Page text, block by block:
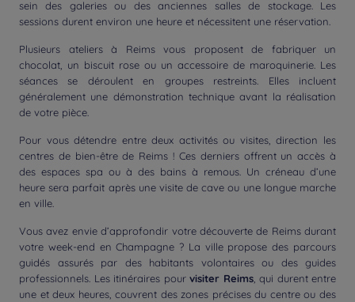
sein des galeries ou des anciennes salles de stockage. Les
sessions durent environ une heure et nécessitent une réservation.
Plusieurs ateliers à Reims vous proposent de fabriquer un
chocolat, un biscuit rose ou un accessoire de maroquinerie. Les
séances se déroulent en groupes restreints. Elles incluent
généralement une démonstration technique avant la réalisation
de votre pièce.
Pour vous détendre entre deux activités ou visites, direction les
centres de bien-être de Reims ! Ces derniers offrent un accès à
des espaces spa ou à des bains à remous. Un créneau d’une
heure sera parfait après une visite de cave ou une longue marche
en ville.
Vous avez envie d’approfondir votre découverte de Reims durant
votre week-end en Champagne ? La ville propose des parcours
guidés assurés par des habitants volontaires ou des guides
professionnels. Les itinéraires pour visiter Reims, qui durent entre
une et deux heures, couvrent des zones précises du centre ou des